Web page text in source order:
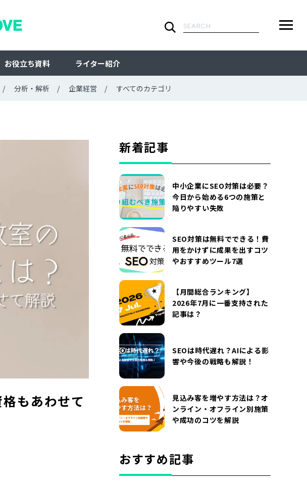
検
お役立ち資料 ライター紹介
分析・解析 企業経営 すべてのカテゴリ
ニ
ュ
ARTICLE
すべての記事
CATEGORY
WRITER
ライターで探す
FEATURE
MOVIE
DOCUMENT
お役立ち資料
お問い合わせ
『SUNGROVE』について
利用規約
広告掲載に関する規約
特定商取引法に基づく表記
もあわせて
新着記事
中小企業にSEO対策は必要？
今日から始める6つの施策と
陥りやすい失敗
SEO対策は無料でできる！費
用をかけずに成果を出すコツ
やおすすめツール7選
【月間総合ランキング】
2026年7月に一番支持された
記事は？
SEOは時代遅れ？AIによる影
響や今後の戦略も解説！
見込み客を増やす方法は？オ
ンライン・オフライン別施策
や成功のコツを解説
おすすめ記事